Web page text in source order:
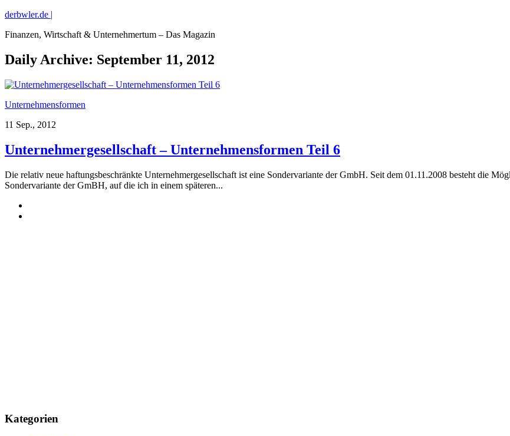
derbwler.de |
Finanzen, Wirtschaft & Unternehmertum – Das Magazin
Daily Archive: September 11, 2012
Unternehmensformen
11 Sep., 2012
Unternehmergesellschaft – Unternehmensformen Teil 6
Die relativ neue haftungsbeschränkte Unternehmergesellschaft ist eine Sondervariante der GmbH. Seit dem 01.11.2008 besteht die
Sondervariante der GmBH, auf die ich in einem späteren...
Kategorien